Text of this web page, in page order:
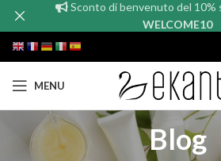
MENU
Blog
Sconto di benvenuto del 10%
WELCOME10